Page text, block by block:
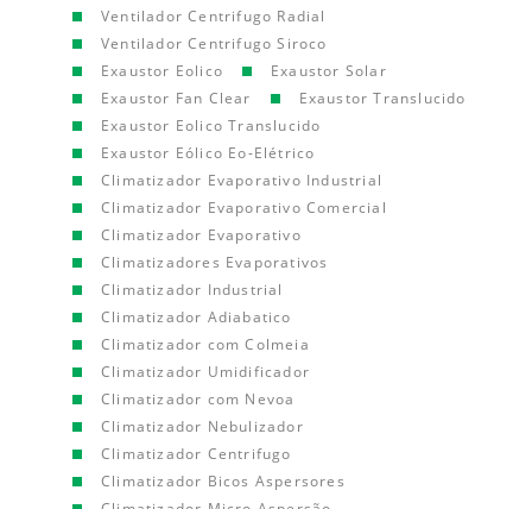
Ventilador Centrifugo Radial
Ventilador Centrifugo Siroco
Exaustor Eolico
Exaustor Solar
Exaustor Fan Clear
Exaustor Translucido
Exaustor Eolico Translucido
Exaustor Eólico Eo-Elétrico
Climatizador Evaporativo Industrial
Climatizador Evaporativo Comercial
Climatizador Evaporativo
Climatizadores Evaporativos
Climatizador Industrial
Climatizador Adiabatico
Climatizador com Colmeia
Climatizador Umidificador
Climatizador com Nevoa
Climatizador Nebulizador
Climatizador Centrifugo
Climatizador Bicos Aspersores